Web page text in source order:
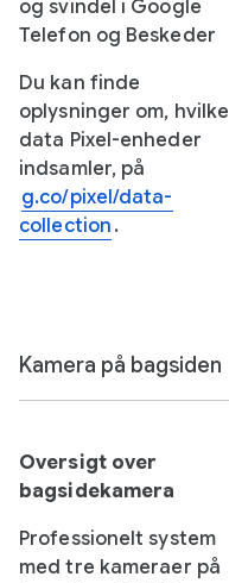
og svindel i Google
Telefon og Beskeder
Du kan finde
oplysninger om, hvilke
data Pixel-enheder
indsamler, på
g.co/pixel/data-
collection .
Kamera på bagsiden
Oversigt over
bagsidekamera
Professionelt system
med tre kameraer på